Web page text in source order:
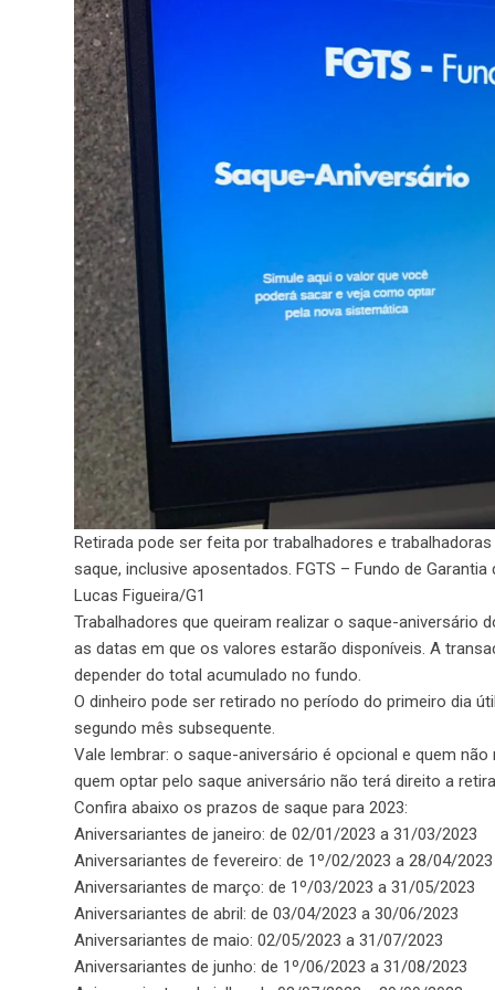
Retirada pode ser feita por trabalhadores e
saque, inclusive aposentados. FGTS – Fundo de
Lucas Figueira/G1
Trabalhadores que queiram realizar o saque-aniversário
as datas em que os valores estarão disponíveis. A
depender do total acumulado no fundo.
O dinheiro pode ser retirado no período do primeiro dia
segundo mês subsequente.
Vale lembrar: o saque-aniversário é opcional e quem
quem optar pelo saque aniversário não terá direito a
Confira abaixo os prazos de saque para 2023:
Aniversariantes de janeiro: de 02/01/2023 a 31/03/2023
Aniversariantes de fevereiro: de 1º/02/2023 a 28/04/2023
Aniversariantes de março: de 1º/03/2023 a 31/05/2023
Aniversariantes de abril: de 03/04/2023 a 30/06/2023
Aniversariantes de maio: 02/05/2023 a 31/07/2023
Aniversariantes de junho: de 1º/06/2023 a 31/08/2023